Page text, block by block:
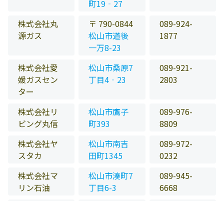
町19‐27
株式会社丸
源ガス
〒 790-0844
松山市道後
一万8-23
089-924-
1877
株式会社愛
媛ガスセン
ター
松山市桑原7
丁目4‐23
089-921-
2803
株式会社リ
ビング丸信
松山市鷹子
町393
089-976-
8809
株式会社ヤ
スタカ
松山市南吉
田町1345
089-972-
0232
株式会社マ
リン石油
松山市湊町7
丁目6-3
089-945-
6668